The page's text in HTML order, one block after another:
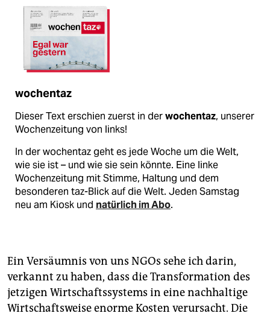
wochentaz
Dieser Text erschien zuerst in derwochentaz, unserer
Wochenzeitung von links!
In der wochentaz geht es jede Woche um die Welt,
wie sie ist – und wie sie sein könnte. Eine linke
Wochenzeitung mit Stimme, Haltung und dem
besonderen taz-Blick auf die Welt. Jeden Samstag
neu am Kiosk und natürlich im Abo.
Ein Versäumnis von uns NGOs sehe ich darin,
verkannt zu haben, dass die Transformation des
jetzigen Wirtschaftssystems in eine nachhaltige
Wirtschaftsweise enorme Kosten verursacht. Die